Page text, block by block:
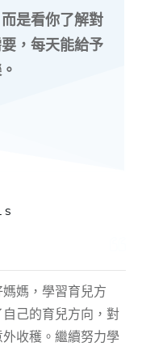
是看你了解對
，每天能給予
媽，學習育兒方
己的育兒方向，對
收穫。繼續努力學